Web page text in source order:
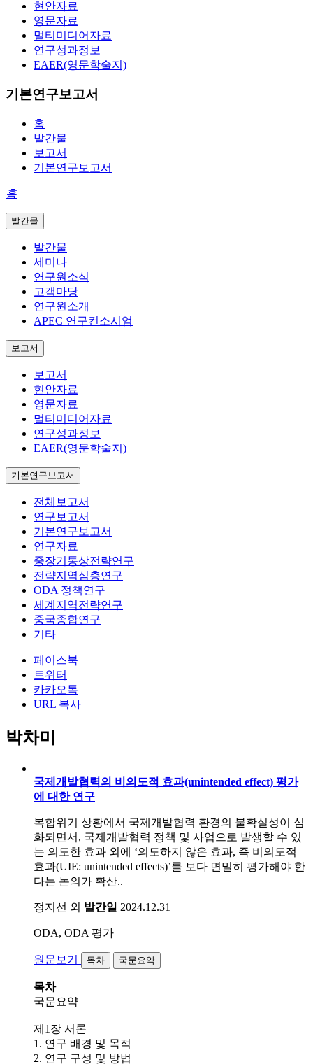
현안자료
영문자료
멀티미디어자료
연구성과정보
EAER(영문학술지)
기본연구보고서
홈
발간물
보고서
기본연구보고서
홈
발간물
발간물
세미나
연구원소식
고객마당
연구원소개
APEC 연구컨소시엄
보고서
보고서
현안자료
영문자료
멀티미디어자료
연구성과정보
EAER(영문학술지)
기본연구보고서
전체보고서
연구보고서
기본연구보고서
연구자료
중장기통상전략연구
전략지역심층연구
ODA 정책연구
세계지역전략연구
중국종합연구
기타
페이스북
트위터
카카오톡
URL 복사
박차미
국제개발협력의 비의도적 효과(unintended effect) 평가
에 대한 연구
복합위기 상황에서 국제개발협력 환경의 불확실성이 심
화되면서, 국제개발협력 정책 및 사업으로 발생할 수 있
는 의도한 효과 외에 ‘의도하지 않은 효과, 즉 비의도적
효과(UIE: unintended effects)’를 보다 면밀히 평가해야 한
다는 논의가 확산..
정지선 외 발간일 2024.12.31
ODA, ODA 평가
원문보기 목차 국문요약
목차
국문요약
제1장 서론
1. 연구 배경 및 목적
2. 연구 구성 및 방법